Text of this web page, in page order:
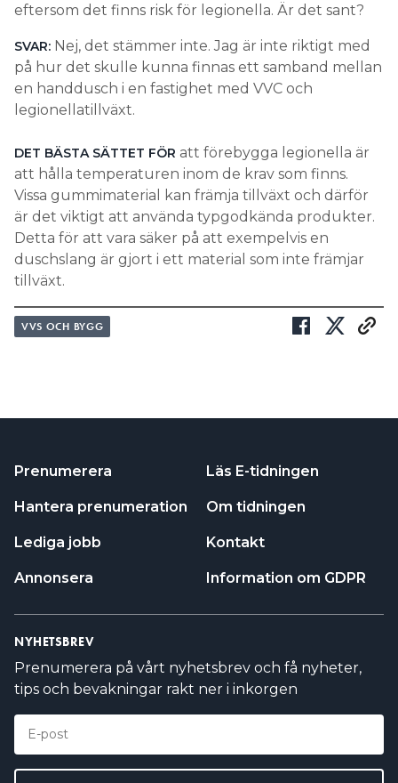
eftersom det finns risk för legionella. Är det sant?
SVAR: Nej, det stämmer inte. Jag är inte riktigt med
på hur det skulle kunna finnas ett samband mellan
en handdusch i en fastighet med VVC och
legionellatillväxt.
DET BÄSTA SÄTTET FÖR att förebygga legionella är
att hålla temperaturen inom de krav som finns.
Vissa gummimaterial kan främja tillväxt och därför
är det viktigt att använda typgodkända produkter.
Detta för att vara säker på att exempelvis en
duschslang är gjort i ett material som inte främjar
tillväxt.
VVS OCH BYGG
Prenumerera
Hantera prenumeration
Lediga jobb
Annonsera
Läs E-tidningen
Om tidningen
Kontakt
Information om GDPR
NYHETSBREV
Prenumerera på vårt nyhetsbrev och få nyheter,
tips och bevakningar rakt ner i inkorgen